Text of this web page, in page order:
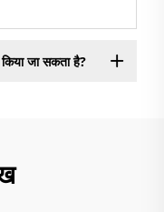
जा सकता है?